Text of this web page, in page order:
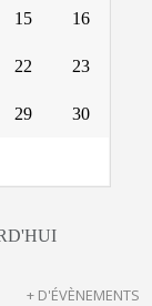
15 16
22 23
29 30
+ D'ÉVÈNEMENTS